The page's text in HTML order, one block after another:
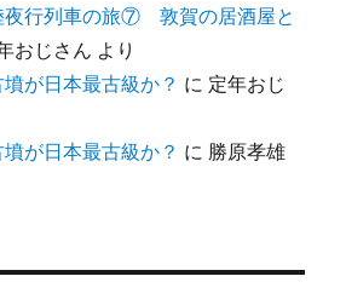
夜行列車の旅⑦ 敦賀の居酒屋と
おじさん より
が日本最古級か？ に 定年おじ
が日本最古級か？ に 勝原孝雄